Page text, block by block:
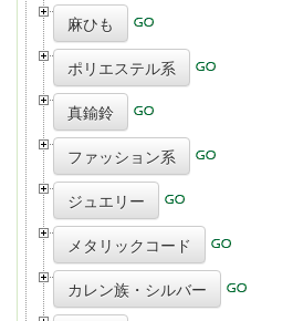
麻ひも
ポリエステル系
真鍮鈴
ファッション系
ジュエリー
メタリックコード
カレン族・シルバー